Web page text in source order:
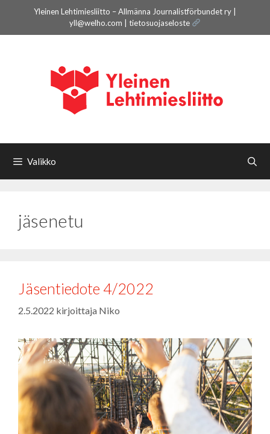
Yleinen Lehtimiesliitto – Allmänna Journalistförbundet ry |
yll@welho.com |tietosuojaseloste
Valikko
jäsenetu
Jäsentiedote 4/2022
2.5.2022 kirjoittaja Niko